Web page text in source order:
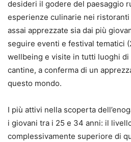
desideri il godere del paesaggio
esperienze culinarie nei ristoranti
assai apprezzate sia dai più
seguire eventi e festival tematici
wellbeing e visite in tutti luoghi
cantine, a conferma di un
questo mondo.
I più attivi nella scoperta
i giovani tra i 25 e 34 anni: il
complessivamente superiore di